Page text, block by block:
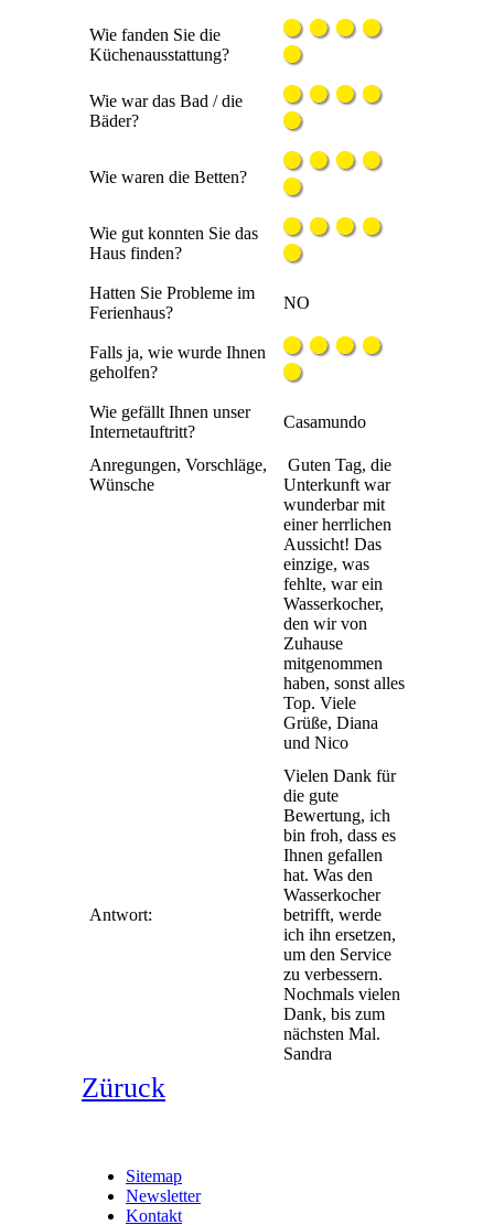
Wie fanden Sie die
Küchenausstattung?
Wie war das Bad / die
Bäder?
Wie waren die Betten?
Wie gut konnten Sie das
Haus finden?
Hatten Sie Probleme im
Ferienhaus?
NO
Falls ja, wie wurde Ihnen
geholfen?
Wie gefällt Ihnen unser
Internetauftritt?
Casamundo
Anregungen, Vorschläge,
Wünsche
Guten Tag, die
Unterkunft war
wunderbar mit
einer herrlichen
Aussicht! Das
einzige, was
fehlte, war ein
Wasserkocher,
den wir von
Zuhause
mitgenommen
haben, sonst alles
Top. Viele
Grüße, Diana
und Nico
Antwort:
Vielen Dank für
die gute
Bewertung, ich
bin froh, dass es
Ihnen gefallen
hat. Was den
Wasserkocher
betrifft, werde
ich ihn ersetzen,
um den Service
zu verbessern.
Nochmals vielen
Dank, bis zum
nächsten Mal.
Sandra
Züruck
Sitemap
Newsletter
Kontakt